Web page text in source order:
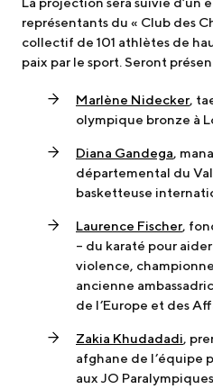
représentants du « Club des
collectif de 101 athlètes de
paix par le sport. Seront
Marlène Nidecker,
olympique bronze à
Diana Gandega,
départemental du
basketteuse
Laurence Fischer,
– du karaté pour
violence,
ancienne
de l’Europe et des
Zakia Khudadadi,
afghane de l’équipe
aux JO